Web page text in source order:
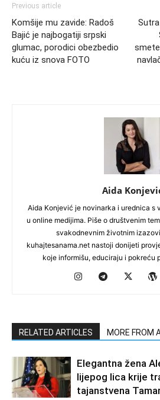
Previous article
Komšije mu zavide: Radoš
Bajić je najbogatiji srpski
glumac, porodici obezbedio
kuću iz snova FOTO
Aida
Aida Konjević je novinarka i urednica s
u online medijima. Piše o društvenim
svakodnevnim životnim
kuhajtesanama.net nastoji donijeti
koje informišu, educiraju i pokreću
RELATED ARTICLES MORE FROM
Elegantna žena
lijepog lica krije
tajanstvena